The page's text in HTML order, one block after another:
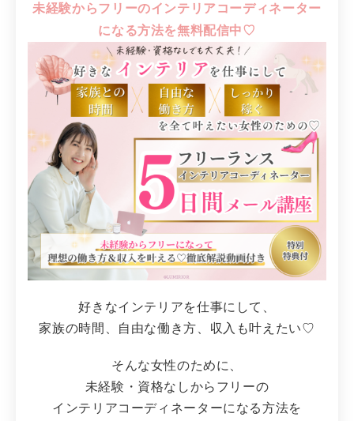
未経験からフリーのインテリアコーディネーター
になる方法を無料配信中♡
好きなインテリアを仕事にして、
家族の時間、自由な働き方、収入も叶えたい♡
そんな女性のために、
未経験・資格なしからフリーの
インテリアコーディネーターになる方法を